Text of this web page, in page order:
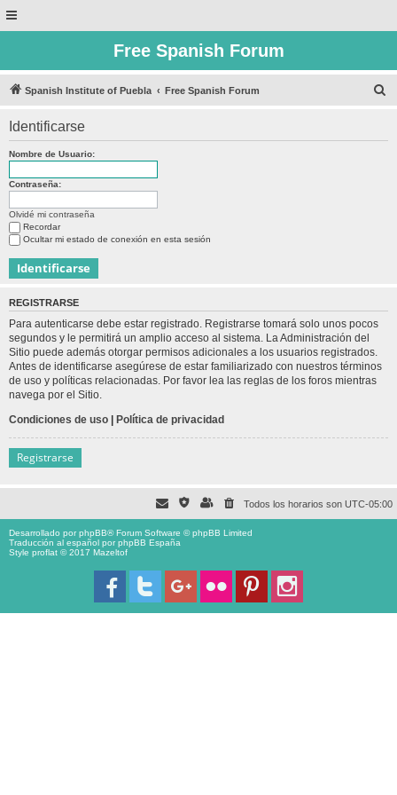
Free Spanish Forum
Spanish Institute of Puebla Free Spanish Forum
Identificarse
Nombre de Usuario:
Contraseña:
Olvidé mi contraseña
Recordar
Ocultar mi estado de conexión en esta sesión
REGISTRARSE
Para autenticarse debe estar registrado. Registrarse tomará solo unos pocos
segundos y le permitirá un amplio acceso al sistema. La Administración del
Sitio puede además otorgar permisos adicionales a los usuarios registrados.
Antes de identificarse asegúrese de estar familiarizado con nuestros términos
de uso y políticas relacionadas. Por favor lea las reglas de los foros mientras
navega por el Sitio.
Condiciones de uso | Política de privacidad
Registrarse
Todos los horarios son UTC-05:00
Desarrollado porphpBB® Forum Software © phpBB Limited
Traducción al español porphpBB España
Style proflat © 2017 Mazeltof